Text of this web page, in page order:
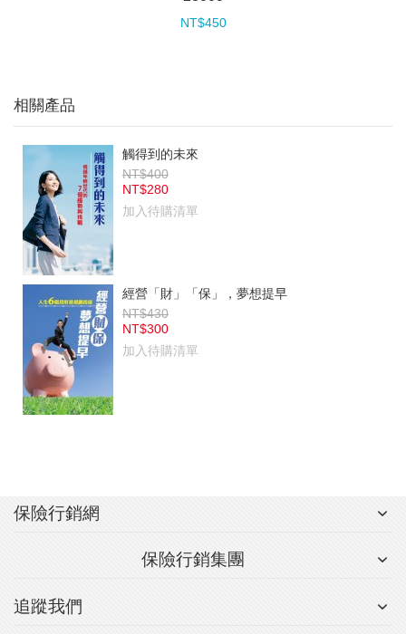
NT$450
相關產品
觸得到的未來
NT$400
NT$280
加入待購清單
經營「財」「保」，夢想提早
NT$430
NT$300
加入待購清單
保險行銷網
保險行銷集團
追蹤我們